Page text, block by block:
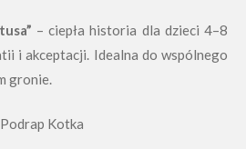
– ciepła historia dla dzieci 4–8
i akceptacji. Idealna do wspólnego
gronie.
Podrap Kotka